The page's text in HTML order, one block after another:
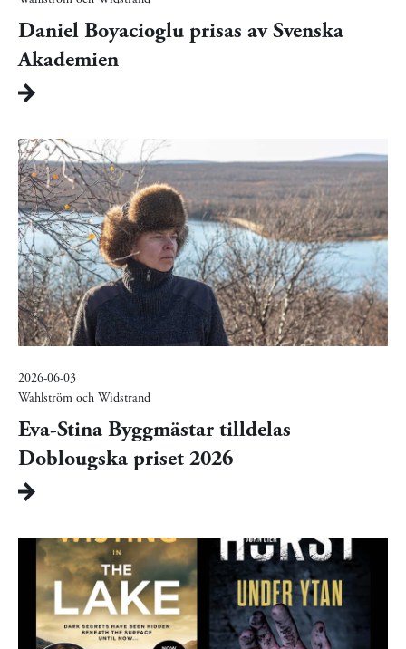
Daniel Boyacioglu prisas av Svenska
Akademien
2026-06-03
Wahlström och Widstrand
Eva-Stina Byggmästar tilldelas
Doblougska priset 2026